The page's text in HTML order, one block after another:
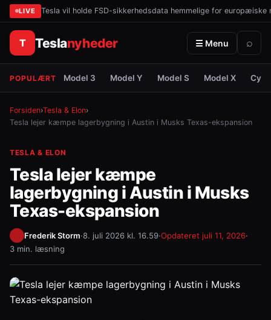
LIVE Tesla vil holde FSD-sikkerhedsdata hemmelige for europæiske
T Teslanyheder ☰ Menu ⌕
POPULÆRT Model 3 Model Y Model S Model X
Forsiden›Tesla & Elon›
Tesla lejer kæmpe lagerbygning i Austin i Musks Texas-ekspansion
TESLA & ELON
Tesla lejer kæmpe
lagerbygning i Austin i Musks
Texas-ekspansion
Frederik Storm·8. juli 2026 kl. 16.59·Opdateret juli 11, 2026·
3 min. læsning